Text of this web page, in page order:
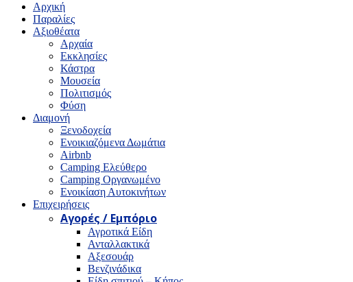
Αρχική
Παραλίες
Αξιοθέατα
Αρχαία
Εκκλησίες
Κάστρα
Μουσεία
Πολιτισμός
Φύση
Διαμονή
Ξενοδοχεία
Ενοικιαζόμενα Δωμάτια
Airbnb
Camping Ελεύθερο
Camping Οργανωμένο
Ενοικίαση Αυτοκινήτων
Επιχειρήσεις
Αγορές / Εμπόριο
Αγροτικά Είδη
Ανταλλακτικά
Αξεσουάρ
Βενζινάδικα